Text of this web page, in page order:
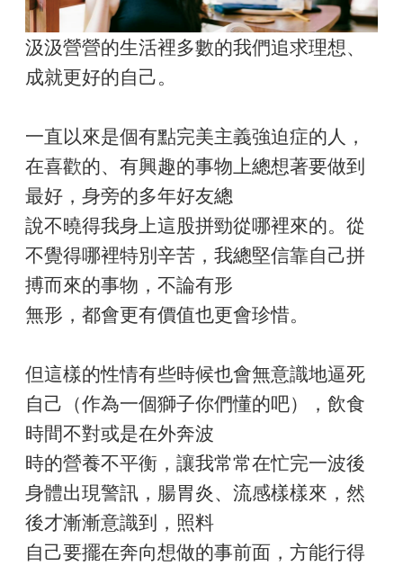
汲汲營營的生活裡多數的我們追求理想、
成就更好的自己。
一直以來是個有點完美主義強迫症的人，
在喜歡的、有興趣的事物上總想著要做到
最好，身旁的多年好友總
說不曉得我身上這股拼勁從哪裡來的。從
不覺得哪裡特別辛苦，我總堅信靠自己拼
搏而來的事物，不論有形
無形，都會更有價值也更會珍惜。
但這樣的性情有些時候也會無意識地逼死
自己（作為一個獅子你們懂的吧），飲食
時間不對或是在外奔波
時的營養不平衡，讓我常常在忙完一波後
身體出現警訊，腸胃炎、流感樣樣來，然
後才漸漸意識到，照料
自己要擺在奔向想做的事前面，方能行得